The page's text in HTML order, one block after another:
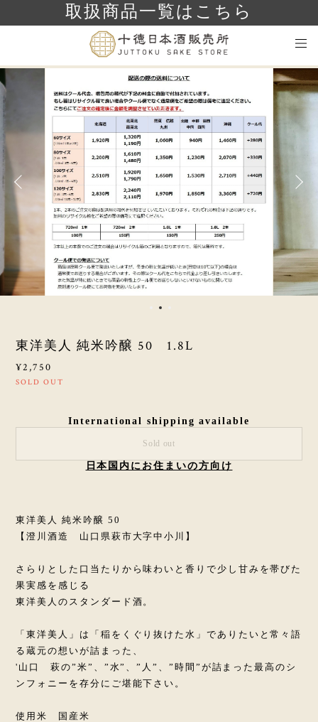
取扱商品一覧はこちら
東洋美人 純米吟醸 50 1.8L
¥2,750
SOLD OUT
International shipping available
Sold out
日本国内にお住まいの方向け
東洋美人 純米吟醸 50
【澄川酒造 山口県萩市大字中小川】
さらりとした口当たりから味わいと香りで少し甘みを帯びた
果実感を感じる
東洋美人のスタンダード酒。
「東洋美人」は「稲をくぐり抜けた水」でありたいと常々語
る蔵元の想いが詰まった、
'山口 萩の”米”、”水”、”人”、”時間”が詰まった最高のシ
ンフォニーを存分にご堪能下さい。
使用米 国産米